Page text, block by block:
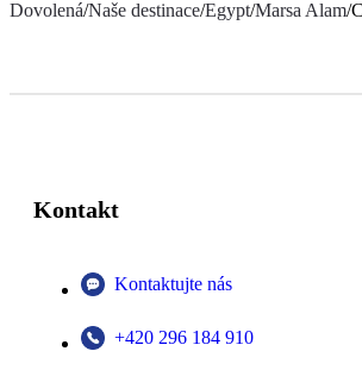
Dovolená/Naše destinace/Egypt/Marsa Alam/
Kontakt
Kontaktujte nás
+420 296 184 910